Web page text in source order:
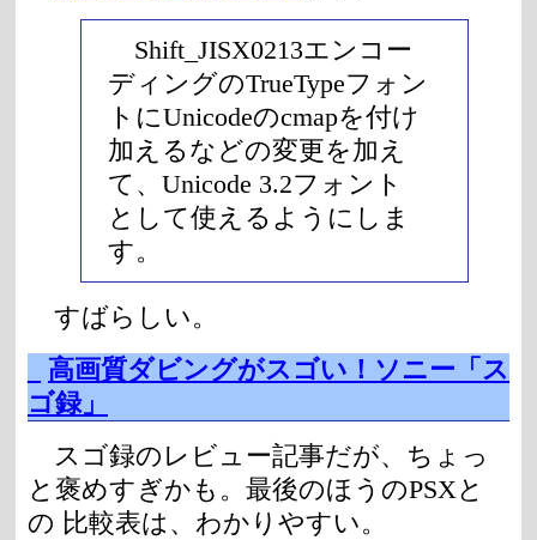
Shift_JISX0213エンコー
ディングのTrueTypeフォン
トにUnicodeのcmapを付け
加えるなどの変更を加え
て、Unicode 3.2フォント
として使えるようにしま
す。
すばらしい。
高画質ダビングがスゴい！ソニー「ス
ゴ録」
スゴ録のレビュー記事だが、ちょっ
と褒めすぎかも。最後のほうのPSXと
の 比較表は、わかりやすい。